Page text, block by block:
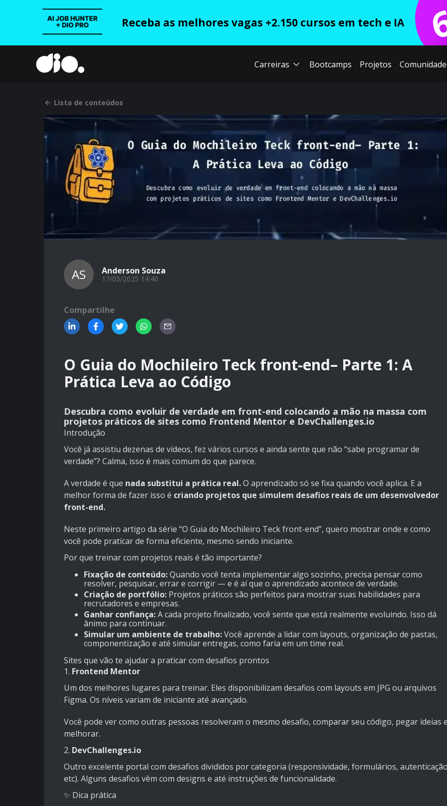
Receba as melhores vagas +2.150 cursos em tech e IA
Carreiras Bootcamps Projetos Comunidade
Lista de conteúdos
AS Anderson Souza
17/05/2025 14:40
Compartilhe
O Guia do Mochileiro Teck front-end– Parte 1: A
Prática Leva ao Código
Descubra como evoluir de verdade em front-end colocando a mão na massa com
projetos práticos de sites como Frontend Mentor e DevChallenges.io
Introdução
Você já assistiu dezenas de vídeos, fez vários cursos e ainda sente que não “sabe programar de
verdade”? Calma, isso é mais comum do que parece.
A verdade é que nada substitui a prática real.O aprendizado só se fixa quando você aplica. E a
melhor forma de fazer isso é criando projetos que simulem desafios reais de um desenvolvedor
front-end.
Neste primeiro artigo da série “O Guia do Mochileiro Teck front-end”, quero mostrar onde e como
você pode praticar de forma eficiente, mesmo sendo iniciante.
Por que treinar com projetos reais é tão importante?
Fixação de conteúdo:Quando você tenta implementar algo sozinho, precisa pensar como
resolver, pesquisar, errar e corrigir — e é aí que o aprendizado acontece de verdade.
Criação de portfólio: Projetos práticos são perfeitos para mostrar suas habilidades para
recrutadores e empresas.
Ganhar confiança:A cada projeto finalizado, você sente que está realmente evoluindo. Isso dá
ânimo para continuar.
Simular um ambiente de trabalho:Você aprende a lidar com layouts, organização de pastas,
componentização e até simular entregas, como faria em um time real.
Sites que vão te ajudar a praticar com desafios prontos
1. Frontend Mentor
Um dos melhores lugares para treinar. Eles disponibilizam desafios com layouts em JPG ou arquivos
Figma. Os níveis variam de iniciante até avançado.
Você pode ver como outras pessoas resolveram o mesmo desafio, comparar seu código, pegar ideias
melhorar.
2. DevChallenges.io
Outro excelente portal com desafios divididos por categoria (responsividade, formulários,
etc). Alguns desafios vêm com designs e até instruções de funcionalidade.
✨ Dica prática